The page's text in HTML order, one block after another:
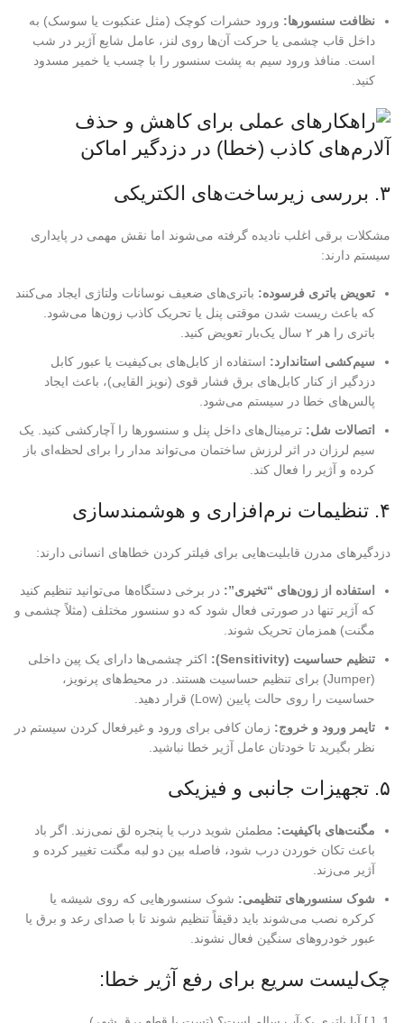
نظافت سنسورها: ورود حشرات کوچک (مثل عنکبوت یا سوسک) به
داخل قاب چشمی یا حرکت آن‌ها روی لنز، عامل شایع آژیر در شب
است. منافذ ورود سیم به پشت سنسور را با چسب یا خمیر مسدود
کنید.
۳. بررسی زیرساخت‌های الکتریکی
مشکلات برقی اغلب نادیده گرفته می‌شوند اما نقش مهمی در پایداری
سیستم دارند:
تعویض باتری فرسوده: باتری‌های ضعیف نوسانات ولتاژی ایجاد می‌کنند
که باعث ریست شدن موقتی پنل یا تحریک کاذب زون‌ها می‌شود.
باتری را هر ۲ سال یک‌بار تعویض کنید.
سیم‌کشی استاندارد: استفاده از کابل‌های بی‌کیفیت یا عبور کابل
دزدگیر از کنار کابل‌های برق فشار قوی (نویز القایی)، باعث ایجاد
پالس‌های خطا در سیستم می‌شود.
اتصالات شل: ترمینال‌های داخل پنل و سنسورها را آچارکشی کنید. یک
سیم لرزان در اثر لرزش ساختمان می‌تواند مدار را برای لحظه‌ای باز
کرده و آژیر را فعال کند.
۴. تنظیمات نرم‌افزاری و هوشمندسازی
دزدگیرهای مدرن قابلیت‌هایی برای فیلتر کردن خطاهای انسانی دارند:
استفاده از زون‌های “تخیری”: در برخی دستگاه‌ها می‌توانید تنظیم کنید
که آژیر تنها در صورتی فعال شود که دو سنسور مختلف (مثلاً چشمی و
مگنت) همزمان تحریک شوند.
تنظیم حساسیت (Sensitivity):
اکثر چشمی‌ها دارای یک پین داخلی
(Jumper) برای تنظیم حساسیت هستند. در محیط‌های پرنویز،
حساسیت را روی حالت پایین (Low) قرار دهید.
تایمر ورود و خروج: زمان کافی برای ورود و غیرفعال کردن سیستم در
نظر بگیرید تا خودتان عامل آژیر خطا نباشید.
۵. تجهیزات جانبی و فیزیکی
مگنت‌های باکیفیت: مطمئن شوید درب یا پنجره لق نمی‌زند. اگر باد
باعث تکان خوردن درب شود، فاصله بین دو لبه مگنت تغییر کرده و
آژیر می‌زند.
شوک سنسورهای تنظیمی: شوک سنسورهایی که روی شیشه یا
کرکره نصب می‌شوند باید دقیقاً تنظیم شوند تا با صدای رعد و برق یا
عبور خودروهای سنگین فعال نشوند.
چک‌لیست سریع برای رفع آژیر خطا: